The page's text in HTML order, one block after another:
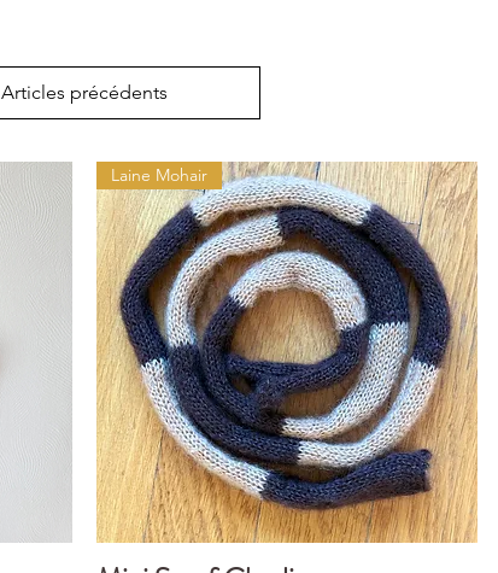
Articles précédents
Laine Mohair